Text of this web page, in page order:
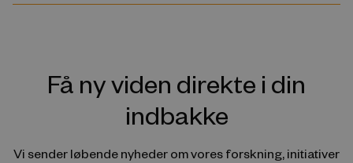
Få ny viden direkte i din
indbakke
Vi sender løbende nyheder om vores forskning, initiativer